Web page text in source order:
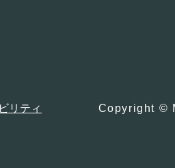
リティ Copyright ©